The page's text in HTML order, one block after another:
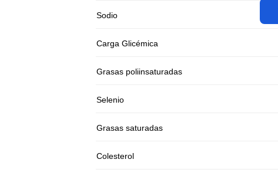
Sodio
Carga Glicémica
Grasas poliinsaturadas
Selenio
Grasas saturadas
Colesterol